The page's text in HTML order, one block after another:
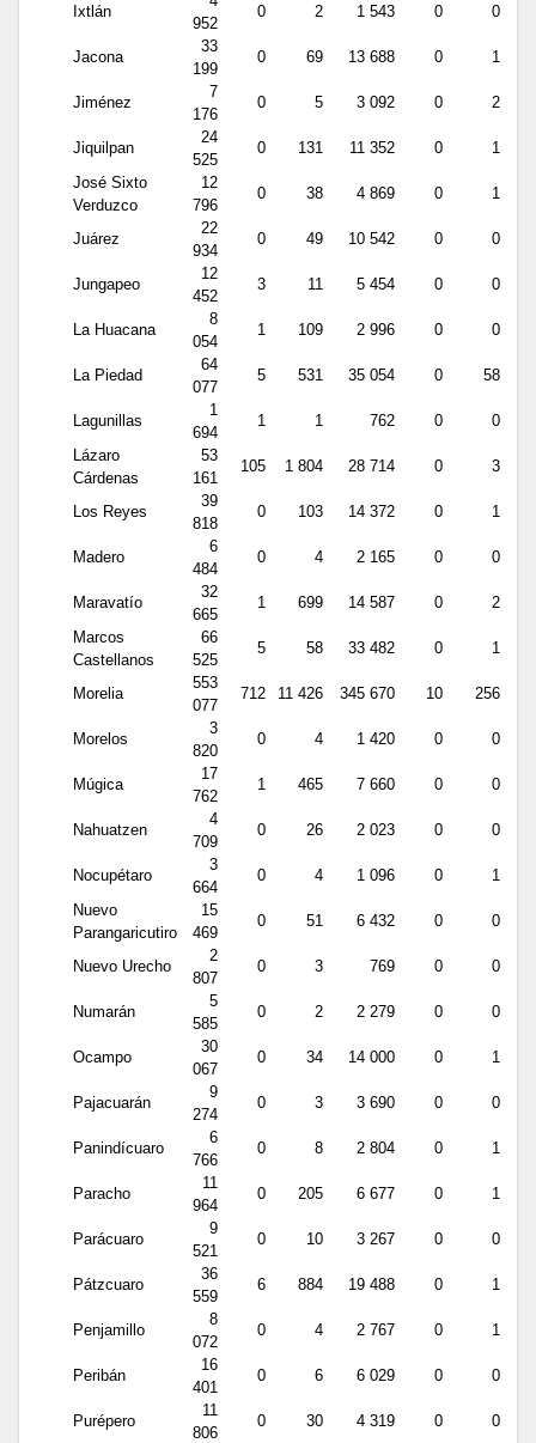
Ixtlán
952
0 2 1 543 0 0
Jacona
33
199
0 69 13 688 0 1
Jiménez
7
176
0 5 3 092 0 2
Jiquilpan
24
525
0 131 11 352 0
1
José Sixto
Verduzco
12
796
0 38 4 869 0 1
Juárez
22
934
0 49 10 542 0 0
Jungapeo
12
452
3 11 5 454 0 0
La Huacana
8
054
1 109 2 996 0 0
La Piedad
64
077
5 531 35 054 0 58
Lagunillas
1
694
1 1 762 0
0
Lázaro
Cárdenas
53
161
105 1 804 28 714 0 3
Los Reyes
39
818
0 103 14 372 0 1
Madero
6
484
0 4 2 165 0 0
Maravatío
32
665
1 699 14 587 0
2
Marcos
Castellanos
66
525
5 58 33 482 0 1
Morelia
553
077
712 11 426 345 670 10 256
Morelos
3
820
0 4 1 420 0 0
Múgica
17
762
1 465 7 660 0 0
Nahuatzen
4
709
0 26 2 023 0 0
Nocupétaro
3
664
0 4 1 096 0
1
Nuevo
Parangaricutiro
15
469
0 51 6 432 0 0
Nuevo Urecho
2
807
0 3 769 0 0
Numarán
5
585
0 2 2 279 0 0
Ocampo
30
067
0 34 14 000 0 1
Pajacuarán
9
274
0 3 3 690 0 0
Panindícuaro
6
766
0 8 2 804 0 1
Paracho
11
964
0 205 6 677 0 1
Parácuaro
9
521
0 10 3 267 0 0
Pátzcuaro
36
559
6 884 19 488 0 1
Penjamillo
8
072
0 4 2 767 0 1
Peribán
16
401
0 6 6 029 0 0
Purépero
11
806
0 30 4 319 0 0